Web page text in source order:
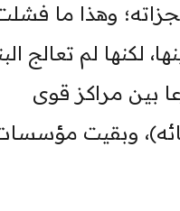
وهذا ما
لكنها لم تعالج
بين مراكز قوى
وبقيت